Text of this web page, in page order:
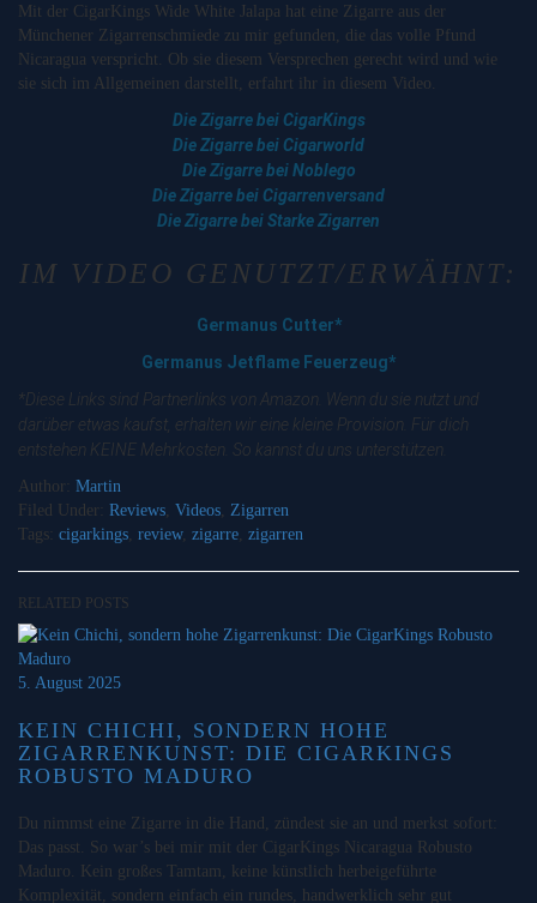
Mit der CigarKings Wide White Jalapa hat eine Zigarre aus der
Münchener Zigarrenschmiede zu mir gefunden, die das volle Pfund
Nicaragua verspricht. Ob sie diesem Versprechen gerecht wird und wie
sie sich im Allgemeinen darstellt, erfahrt ihr in diesem Video.
Die Zigarre bei CigarKings
Die Zigarre bei Cigarworld
Die Zigarre bei Noblego
Die Zigarre bei Cigarrenversand
Die Zigarre bei Starke Zigarren
IM VIDEO GENUTZT/ERWÄHNT:
Germanus Cutter*
Germanus Jetflame Feuerzeug*
*Diese Links sind Partnerlinks von Amazon. Wenn du sie nutzt und
darüber etwas kaufst, erhalten wir eine kleine Provision. Für dich
entstehen KEINE Mehrkosten. So kannst du uns unterstützen.
Author: Martin
Filed Under: Reviews Videos Zigarren
Tags: cigarkings review, zigarre zigarren
RELATED POSTS
5. August 2025
KEIN CHICHI, SONDERN HOHE
ZIGARRENKUNST: DIE CIGARKINGS
ROBUSTO MADURO
Du nimmst eine Zigarre in die Hand, zündest sie an und merkst sofort:
Das passt. So war’s bei mir mit der CigarKings Nicaragua Robusto
Maduro. Kein großes Tamtam, keine künstlich herbeigeführte
Komplexität, sondern einfach ein rundes, handwerklich sehr gut